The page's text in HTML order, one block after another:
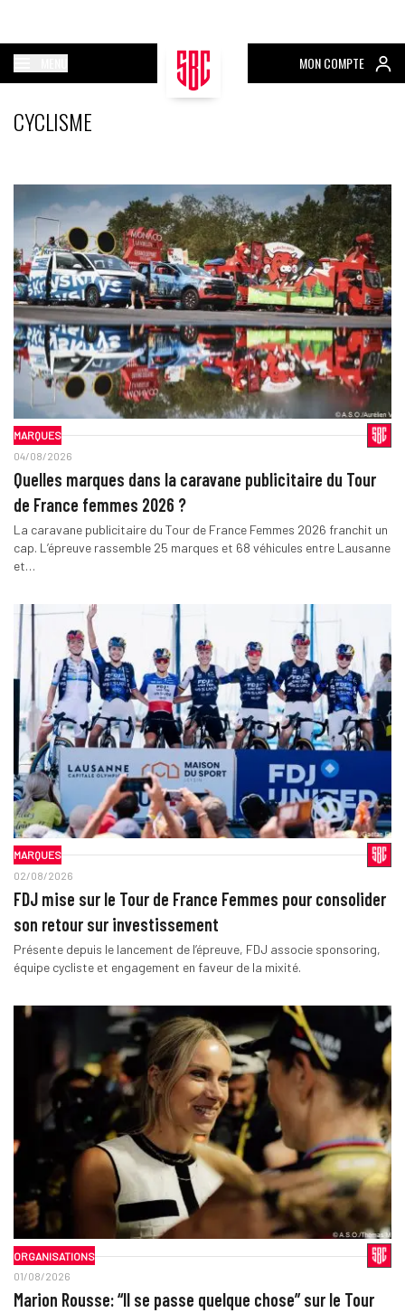
MON COMPTE
CYCLISME
MARQUES
04/08/2026
Quelles marques dans la caravane publicitaire du Tour
de France femmes 2026 ?
La caravane publicitaire du Tour de France Femmes 2026 franchit un
cap. L’épreuve rassemble 25 marques et 68 véhicules entre Lausanne
et…
MARQUES
02/08/2026
FDJ mise sur le Tour de France Femmes pour consolider
son retour sur investissement
Présente depuis le lancement de l’épreuve, FDJ associe sponsoring,
équipe cycliste et engagement en faveur de la mixité.
ORGANISATIONS
01/08/2026
Marion Rousse: “Il se passe quelque chose” sur le Tour